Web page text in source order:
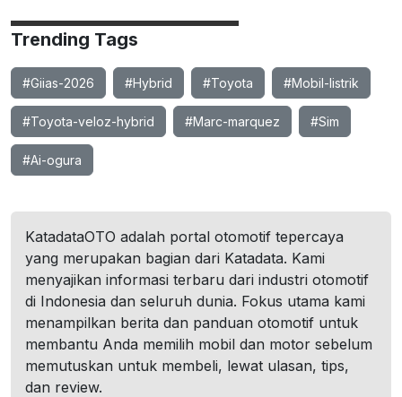
Trending Tags
#Giias-2026 #Hybrid #Toyota #Mobil-listrik
#Toyota-veloz-hybrid #Marc-marquez #Sim
#Ai-ogura
KatadataOTO adalah portal otomotif tepercaya
yang merupakan bagian dari Katadata. Kami
menyajikan informasi terbaru dari industri otomotif
di Indonesia dan seluruh dunia. Fokus utama kami
menampilkan berita dan panduan otomotif untuk
membantu Anda memilih mobil dan motor sebelum
memutuskan untuk membeli, lewat ulasan, tips,
dan review.